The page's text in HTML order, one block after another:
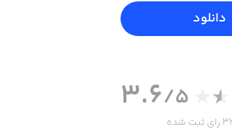
دانلود
3.6/5